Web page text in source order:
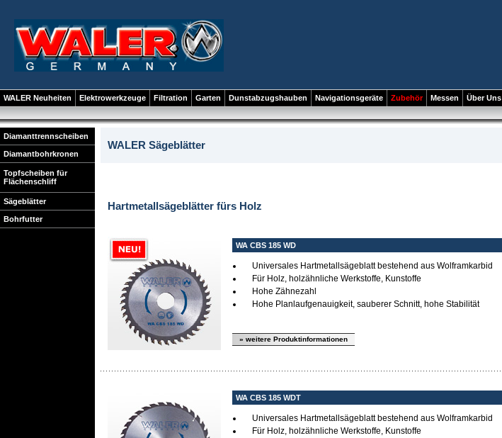
WALER Neuheiten Elektrowerkzeuge Filtration Garten Dunstabzugshauben Navigationsgeräte Zubehör Messen Über Uns
Diamanttrennscheiben
Diamantbohrkronen
Topfscheiben für
Flächenschliff
Sägeblätter
Bohrfutter
WALER Sägeblätter
Hartmetallsägeblätter fürs Holz
WA CBS 185 WD
Universales Hartmetallsägeblatt bestehend aus Wolframkarbid
Für Holz, holzähnliche Werkstoffe, Kunstoffe
Hohe Zähnezahl
Hohe Planlaufgenauigkeit, sauberer Schnitt, hohe Stabilität
» weitere Produktinformationen
WA CBS 185 WDT
Universales Hartmetallsägeblatt bestehend aus Wolframkarbid
Für Holz, holzähnliche Werkstoffe, Kunstoffe